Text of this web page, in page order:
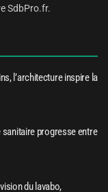
SdbPro.fr.
l’architecture inspire la
sanitaire progresse entre
du lavabo,